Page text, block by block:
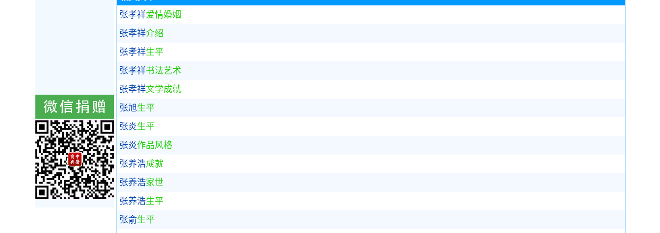
张孝祥爱情婚姻
张孝祥介绍
张孝祥生平
张孝祥书法艺术
张孝祥文学成就
张旭生平
张炎生平
张炎作品风格
张养浩成就
张养浩家世
张养浩生平
张俞生平